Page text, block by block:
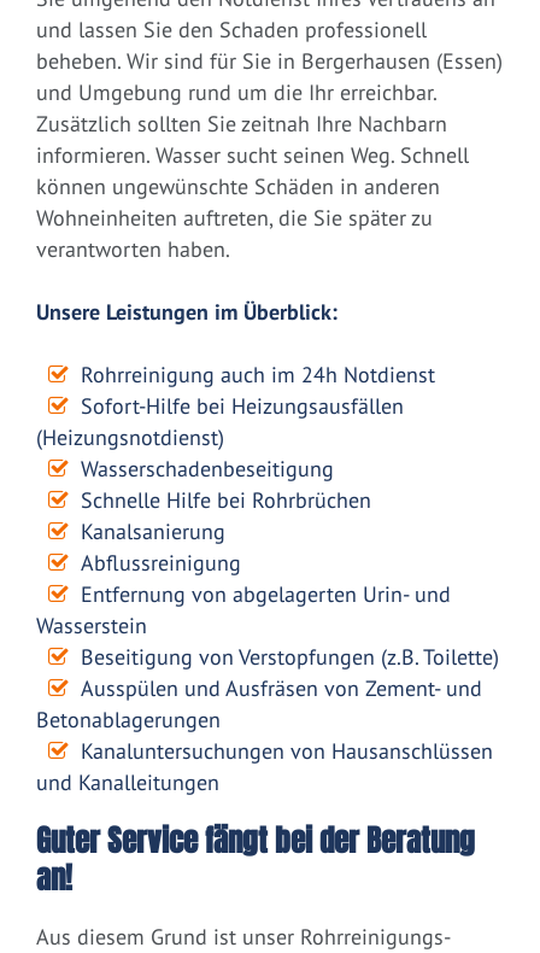
und lassen Sie den Schaden professionell
beheben. Wir sind für Sie in Bergerhausen (Essen)
und Umgebung rund um die Ihr erreichbar.
Zusätzlich sollten Sie zeitnah Ihre Nachbarn
informieren. Wasser sucht seinen Weg. Schnell
können ungewünschte Schäden in anderen
Wohneinheiten auftreten, die Sie später zu
verantworten haben.
Unsere Leistungen im Überblick:
Rohrreinigung auch im 24h Notdienst
Sofort-Hilfe bei Heizungsausfällen
(Heizungsnotdienst)
Wasserschadenbeseitigung
Schnelle Hilfe bei Rohrbrüchen
Kanalsanierung
Abflussreinigung
Entfernung von abgelagerten Urin- und
Wasserstein
Beseitigung von Verstopfungen (z.B. Toilette)
Ausspülen und Ausfräsen von Zement- und
Betonablagerungen
Kanaluntersuchungen von Hausanschlüssen
und Kanalleitungen
Guter Service fängt bei der Beratung
an!
Aus diesem Grund ist unser Rohrreinigungs-